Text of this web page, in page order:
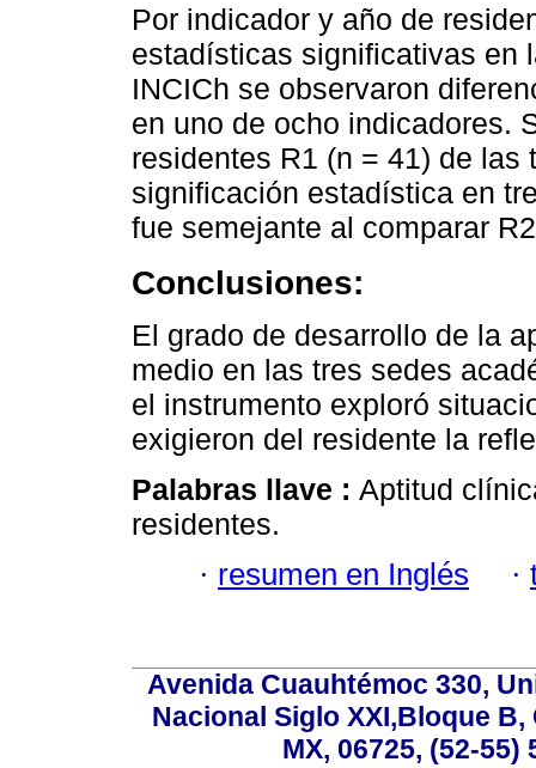
Por indicador y año de
estadísticas significativas en
INCICh se observaron
en uno de ocho indicadores.
residentes R1 (n = 41) de
significación estadística en
fue semejante al comparar
Conclusiones:
El grado de desarrollo de la
medio en las tres sedes
el instrumento exploró
exigieron del residente la
Palabras llave : Aptitud
residentes.
· resumen en Inglés ·
Avenida Cuauhtémoc 330,
Nacional Siglo XXI,Bloque
MX, 06725, (52-55)